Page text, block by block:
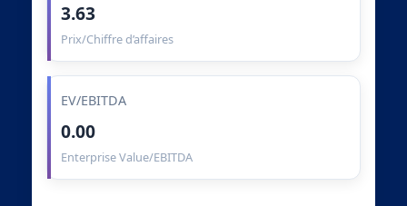
3.63
Prix/Chiffre d’affaires
EV/EBITDA
0.00
Enterprise Value/EBITDA